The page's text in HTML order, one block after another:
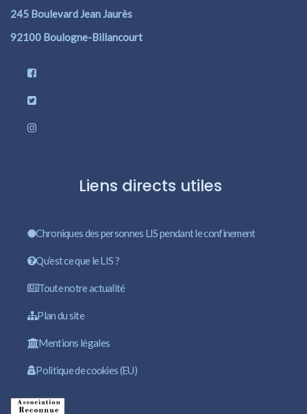
245 Boulevard Jean Jaurès
92100 Boulogne-Billancourt
Liens directs utiles
Chroniques des personnes LIS pendant le confinement
Qu’est ce que le LIS ?
Toute notre actualité
Plan du site
Mentions légales
Politique de cookies (EU)